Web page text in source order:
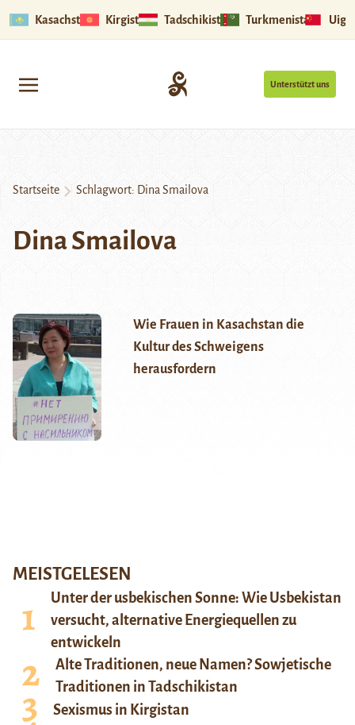
Kasachstan Kirgistan Tadschikistan Turkmenistan
Unterstützt uns
Startseite Schlagwort: Dina Smailova
Dina Smailova
Wie Frauen in Kasachstan die
Kultur des Schweigens
herausfordern
MEISTGELESEN
Unter der usbekischen Sonne: Wie Usbekistan
versucht, alternative Energiequellen zu
entwickeln
Alte Traditionen, neue Namen? Sowjetische
Traditionen in Tadschikistan
Sexismus in Kirgistan